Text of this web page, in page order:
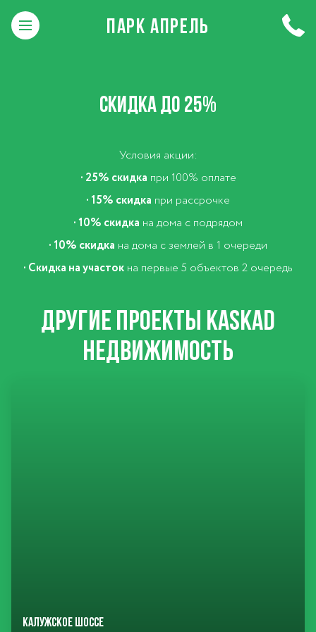
ПАРК АПРЕЛЬ
СКИДКА ДО 25%
Условия акции:
· 25% скидка при 100% оплате
·15% скидка при рассрочке
·10% скидка на дома с подрядом
·10% скидка на дома с землей в 1 очереди
· Скидка на участок на первые 5 объектов 2 очередь
ДРУГИЕ ПРОЕКТЫ KASKAD
НЕДВИЖИМОСТЬ
КАЛУЖСКОЕ ШОССЕ